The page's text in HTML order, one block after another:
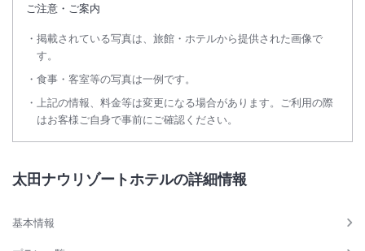
ご注意・ご案内
掲載されている写真は、旅館・ホテルから提供された画像で
す。
食事・客室等の写真は一例です。
上記の情報、料金等は変更になる場合があります。ご利用の際
はお客様ご自身で事前にご確認ください。
太田ナウリゾートホテルの詳細情報
基本情報